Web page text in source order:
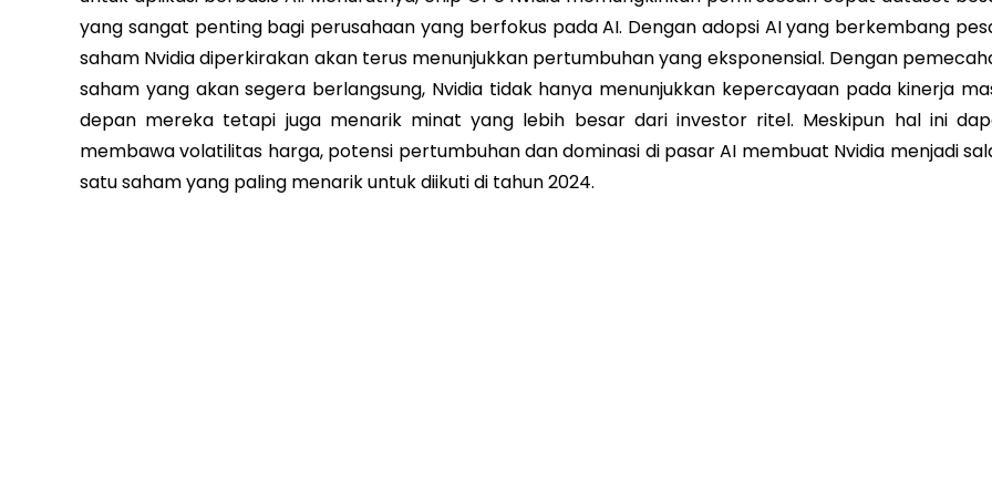
yang sangat penting bagi perusahaan yang berfokus pada AI. Dengan adopsi AI yang berkembang
saham Nvidia diperkirakan akan terus menunjukkan pertumbuhan yang eksponensial. Dengan
saham yang akan segera berlangsung, Nvidia tidak hanya menunjukkan kepercayaan pada kinerja
depan mereka tetapi juga menarik minat yang lebih besar dari investor ritel. Meskipun hal ini
membawa volatilitas harga, potensi pertumbuhan dan dominasi di pasar AI membuat Nvidia menjadi
satu saham yang paling menarik untuk diikuti di tahun 2024.